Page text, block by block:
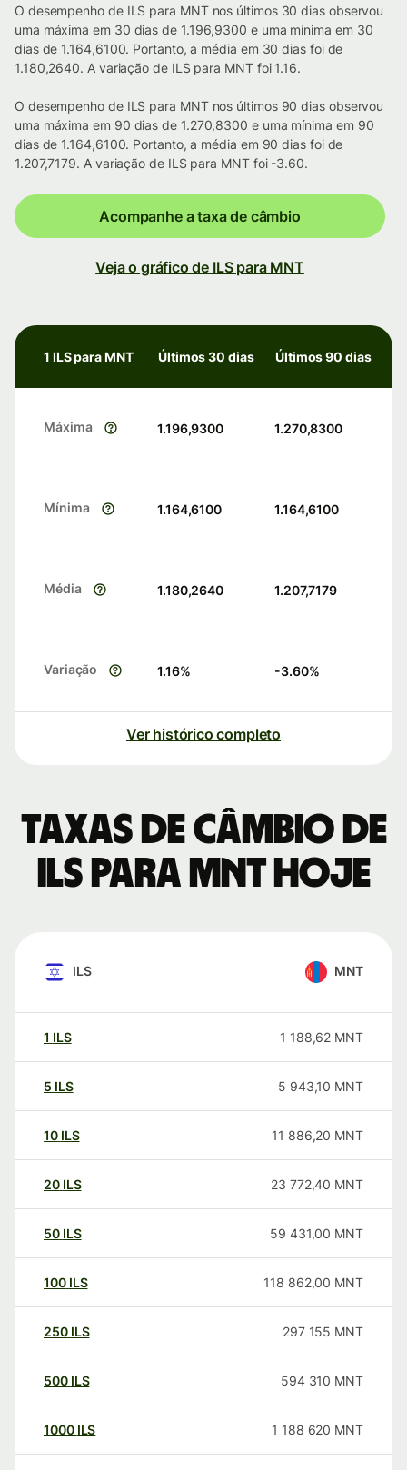
O desempenho de ILS para MNT nos últimos 30 dias observou
uma máxima em 30 dias de 1.196,9300 e uma mínima em 30
dias de 1.164,6100. Portanto, a média em 30 dias foi de
1.180,2640. A variação de ILS para MNT foi 1.16.
O desempenho de ILS para MNT nos últimos 90 dias observou
uma máxima em 90 dias de 1.270,8300 e uma mínima em 90
dias de 1.164,6100. Portanto, a média em 90 dias foi de
1.207,7179. A variação de ILS para MNT foi -3.60.
Acompanhe a taxa de câmbio
Veja o gráfico de ILS para MNT
1 ILS para MNT Últimos 30 dias Últimos 90 dias
Máxima 1.196,9300 1.270,8300
Mínima 1.164,6100 1.164,6100
Média 1.180,2640 1.207,7179
Variação 1.16% -3.60%
Ver histórico completo
Taxas de câmbio de
ILS para MNT hoje
ILS MNT
1 ILS 1 188,62 MNT
5 ILS 5 943,10 MNT
10 ILS 11 886,20 MNT
20 ILS 23 772,40 MNT
50 ILS 59 431,00 MNT
100 ILS 118 862,00 MNT
250 ILS 297 155 MNT
500 ILS 594 310 MNT
1000 ILS 1 188 620 MNT